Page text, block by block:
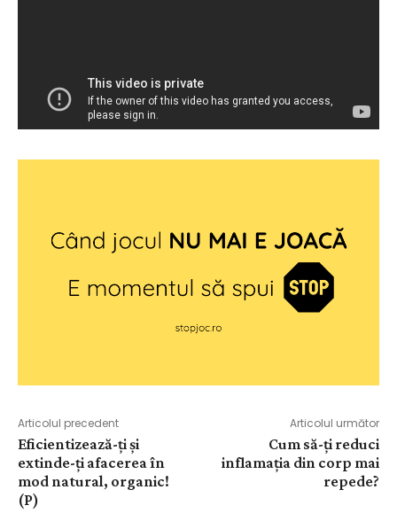
Articolul precedent
Eficientizează-ţi şi
extinde-ţi afacerea în
mod natural, organic!
(P)
Articolul următor
Cum să-ți reduci
inflamația din corp mai
repede?